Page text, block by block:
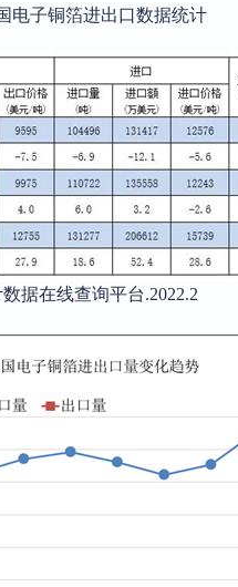
电子铜箔进出口数据统计
据在线查询平台.2022.2